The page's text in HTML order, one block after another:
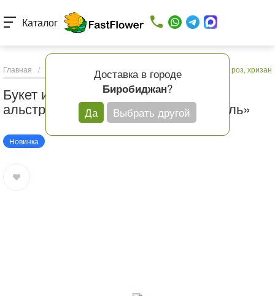
Доставка в городе
Биробиджан?
Да
Выбрать другой
Каталог
Главная / Каталог товаров Букет из роз,
Букет из роз, хризантем, гербер и
альстромерий «Цветочный фестиваль»
Новинка